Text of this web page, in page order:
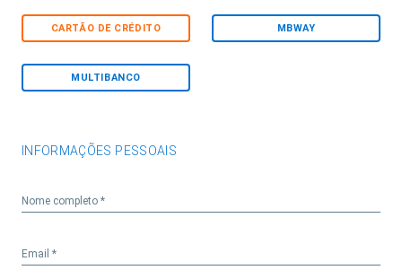
CARTÃO DE CRÉDITO MBWAY
MULTIBANCO
INFORMAÇÕES PESSOAIS
Nome completo *
Email *